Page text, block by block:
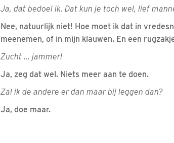
Ja, dat bedoel ik. Dat kun je toch wel, lief
Nee, natuurlijk niet! Hoe moet ik dat in
meenemen, of in mijn klauwen. En een
Zucht ... jammer!
Ja, zeg dat wel. Niets meer aan te doen.
Zal ik de andere er dan maar bij leggen dan?
Ja, doe maar.